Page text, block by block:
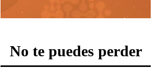
No te puedes perder